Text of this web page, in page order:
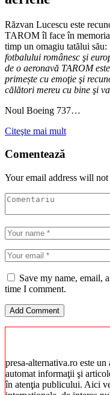
Răzvan Lucescu este
TAROM îl face în
timp un omagiu tatălui său:
fotbalului românesc şi
de o aeronavă TAROM
primește cu emoţie şi
călători mereu cu bine şi
Noul Boeing 737…
Citeşte mai mult
Comentează
Your email address will not
Save my name, email,
time I comment.
presa-alternativa.ro este
automat informaţii şi
în atenţia publicului. Aici